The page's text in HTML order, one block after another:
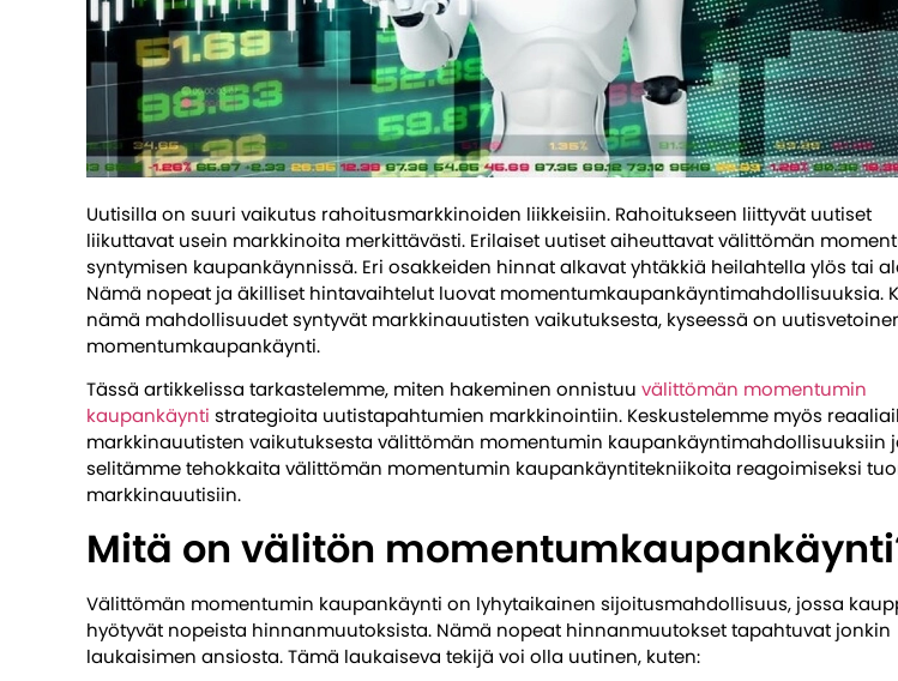
Uutisilla on suuri vaikutus rahoitusmarkkinoiden liikkeisiin. Rahoitukseen liittyvät uutiset
liikuttavat usein markkinoita merkittävästi. Erilaiset uutiset aiheuttavat välittömän
syntymisen kaupankäynnissä. Eri osakkeiden hinnat alkavat yhtäkkiä heilahtella ylös tai
Nämä nopeat ja äkilliset hintavaihtelut luovat momentumkaupankäyntimahdollisuuksia.
nämä mahdollisuudet syntyvät markkinauutisten vaikutuksesta, kyseessä on
momentumkaupankäynti.
Tässä artikkelissa tarkastelemme, miten hakeminen onnistuu välittömän momentumin
kaupankäynti strategioita uutistapahtumien markkinointiin. Keskustelemme myös
markkinauutisten vaikutuksesta välittömän momentumin kaupankäyntimahdollisuuksiin
selitämme tehokkaita välittömän momentumin kaupankäyntitekniikoita reagoimiseksi
markkinauutisiin.
Mitä on välitön
Välittömän momentumin kaupankäynti on lyhytaikainen sijoitusmahdollisuus, jossa
hyötyvät nopeista hinnanmuutoksista. Nämä nopeat hinnanmuutokset tapahtuvat jonkin
laukaisimen ansiosta. Tämä laukaiseva tekijä voi olla uutinen, kuten: